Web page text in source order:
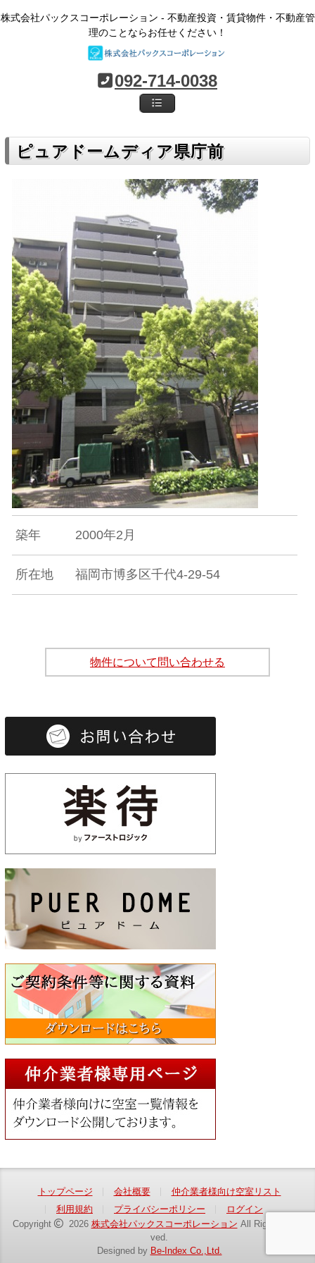
株式会社パックスコーポレーション - 不動産投資・賃貸物件・不動産管
理のことならお任せください！
092-714-0038
ピュアドームディア県庁前
築年 2000年2月
所在地 福岡市博多区千代4-29-54
物件について問い合わせる
トップページ 会社概要
仲介業者様向け空室リスト
利用規約
プライバシーポリシー
ログイン
Copyright
2026 株式会社パックスコーポレーション All Rights Reser
ved.
Designed by Be-Index Co.,Ltd.